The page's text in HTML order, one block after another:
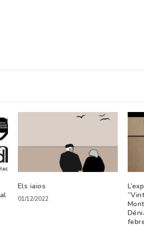
Els iaios
01/12/2022